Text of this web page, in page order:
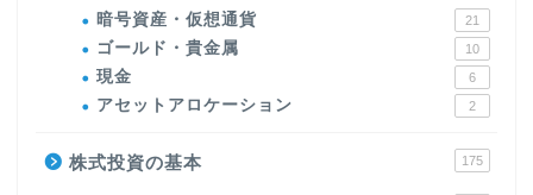
暗号資産・仮想通貨 21
ゴールド・貴金属 10
現金 6
アセットアロケーション 2
株式投資の基本 175